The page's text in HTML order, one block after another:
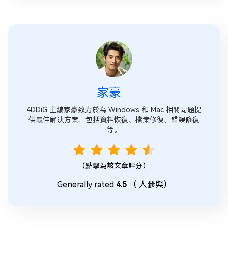
家豪
4DDiG 主編家豪致力於為 Windows 和 Mac 相關問題提
供最佳解決方案，包括資料恢復、檔案修復、錯誤修復
等。
（點擊為該文章評分）
Generally rated 4.5（ 人參與）